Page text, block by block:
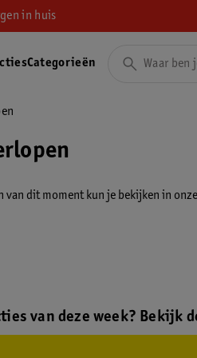
in huis
Categorieën
van dit moment kun je bekijken in
van deze week? Bekijk